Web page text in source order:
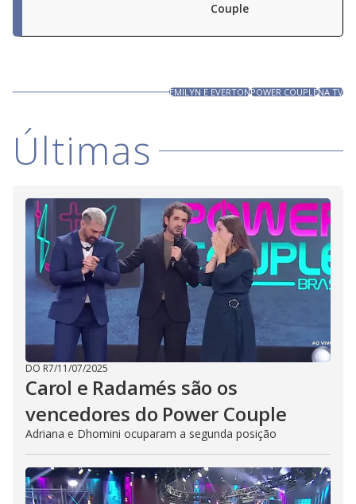
Couple
EMILYN E EVERTONPOWER COUPLENA TV
Últimas
DO R7/11/07/2025
Carol e Radamés são os
vencedores do Power Couple
Adriana e Dhomini ocuparam a segunda posição